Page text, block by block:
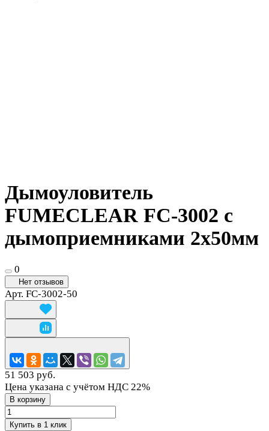
Дымоуловитель
FUMECLEAR FC-3002 с
дымоприемниками 2х50мм
0
Нет отзывов
Арт. FC-3002-50
51 503 руб.
Цена указана с учётом НДС 22%
В корзину
Купить в 1 клик